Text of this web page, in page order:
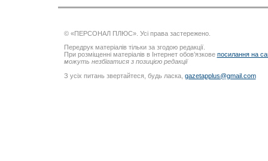
© «ПЕРСОНАЛ ПЛЮС». Усі права застережено.
Передрук матеріалів тільки за згодою редакції.
При розміщенні матеріалів в Інтернет обов’язкове посилання на
можуть незбігатися з позицією редакції
З усіх питань звертайтеся, будь ласка, gazetapplus@gmail.com